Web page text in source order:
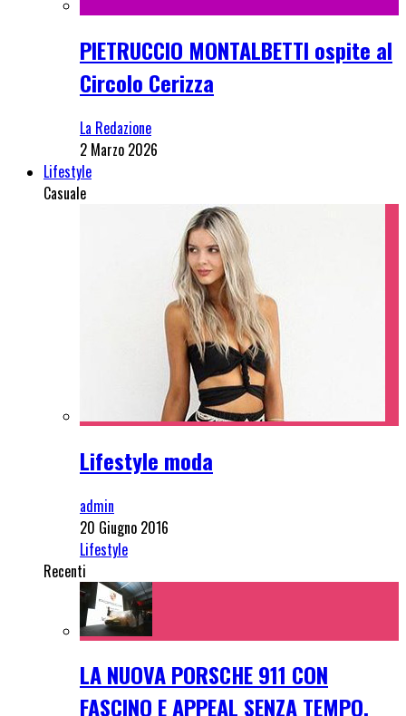
PIETRUCCIO MONTALBETTI ospite al
Circolo Cerizza
La Redazione
2 Marzo 2026
Lifestyle
Casuale
Lifestyle moda
admin
20 Giugno 2016
Lifestyle
Recenti
LA NUOVA PORSCHE 911 CON
FASCINO E APPEAL SENZA TEMPO,